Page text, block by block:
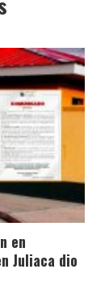
en
Juliaca dio